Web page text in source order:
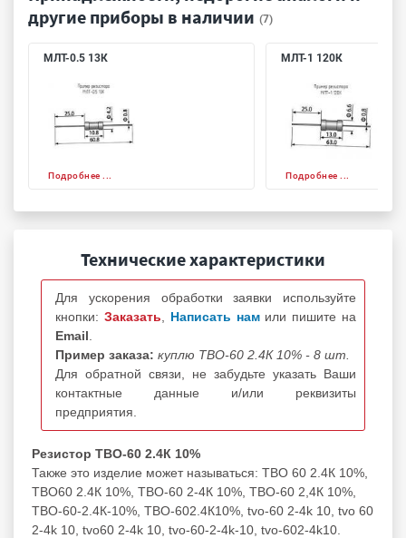
другие приборы в наличии (7)
МЛТ-0.5 13К
Подробнее ...
МЛТ-1 120К
Подробнее ...
Технические характеристики
Для ускорения обработки заявки используйте
кнопки: Заказать Написать нам или пишите на
Email
Пример заказа: куплю ТВО-60 2.4К 10% - 8 шт.
Для обратной связи, не забудьте указать Ваши
контактные данные и/или реквизиты
предприятия.
Резистор ТВО-60 2.4К 10%
Также это изделие может называться: ТВО 60 2.4К 10%,
ТВО60 2.4К 10%, ТВО-60 2-4К 10%, ТВО-60 2,4К 10%,
ТВО-60-2.4К-10%, ТВО-602.4К10%, tvo-60 2-4k 10, tvo 60
2-4k 10, tvo60 2-4k 10, tvo-60-2-4k-10, tvo-602-4k10.